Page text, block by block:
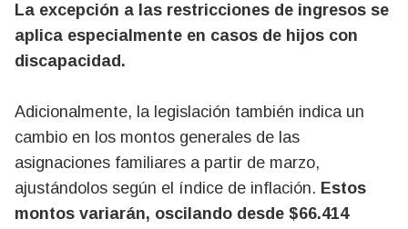
La excepción a las restricciones de ingresos se
aplica especialmente en casos de hijos con
discapacidad.
Adicionalmente, la legislación también indica un
cambio en los montos generales de las
asignaciones familiares a partir de marzo,
ajustándolos según el índice de inflación. Estos
montos variarán, oscilando desde $66.414